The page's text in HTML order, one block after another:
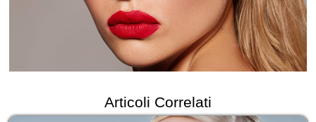
Articoli Correlati